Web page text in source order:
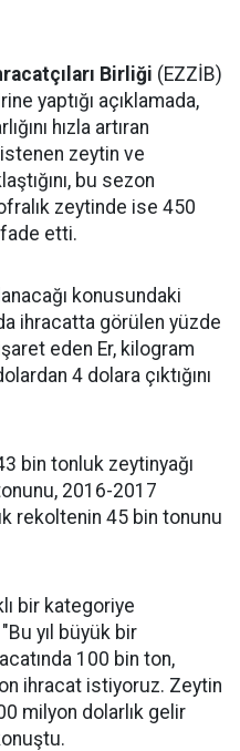
Birliği (EZZİB)
yaptığı açıklamada,
hızla artıran
zeytin ve
bu sezon
zeytinde ise 450
etti.
konusundaki
ihracatta görülen yüzde
eden Er, kilogram
4 dolara çıktığını
bin tonluk zeytinyağı
2016-2017
rekoltenin 45 bin tonunu
bir kategoriye
yıl büyük bir
100 bin ton,
ihracat istiyoruz. Zeytin
milyon dolarlık gelir